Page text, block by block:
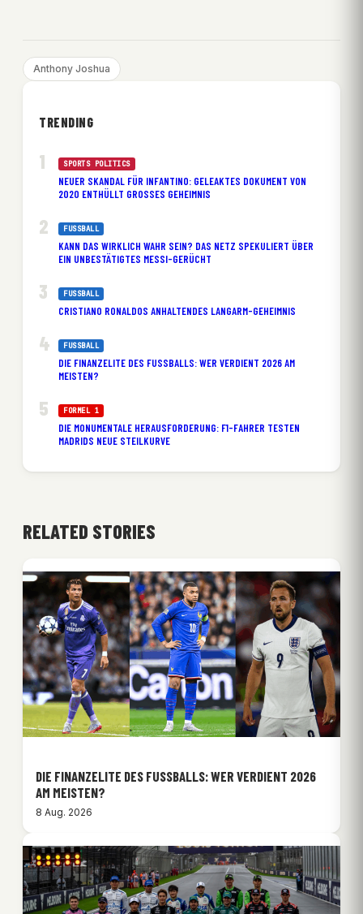
Anthony Joshua
TRENDING
SPORTS POLITICS
NEUER SKANDAL FÜR INFANTINO: GELEAKTES DOKUMENT VON
2020 ENTHÜLLT GROSSES GEHEIMNIS
FUSSBALL
KANN DAS WIRKLICH WAHR SEIN? DAS NETZ SPEKULIERT ÜBER
EIN UNBESTÄTIGTES MESSI-GERÜCHT
FUSSBALL
CRISTIANO RONALDOS ANHALTENDES LANGARM-GEHEIMNIS
FUSSBALL
DIE FINANZELITE DES FUSSBALLS: WER VERDIENT 2026 AM M
EISTEN?
FORMEL 1
DIE MONUMENTALE HERAUSFORDERUNG: F1-FAHRER TESTEN
MADRIDS NEUE STEILKURVE
RELATED STORIES
DIE FINANZELITE DES FUSSBALLS: WER VERDIENT 2026 A
M MEISTEN?
8 Aug. 2026